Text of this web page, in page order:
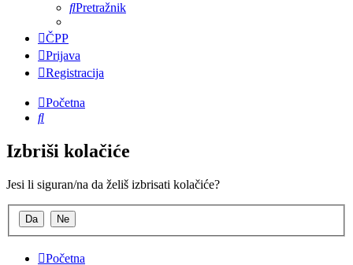
Pretražnik
ČPP
Prijava
Registracija
Početna
Pretražnik
Izbriši kolačiće
Jesi li siguran/na da želiš izbrisati kolačiće?
Početna